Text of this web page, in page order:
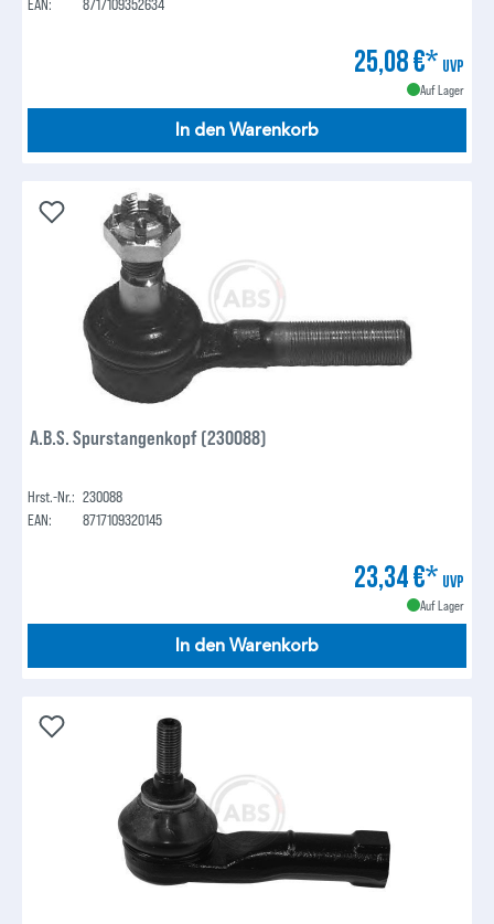
EAN: 8717109352634
25,08 €* UVP
Auf Lager
In den Warenkorb
A.B.S. Spurstangenkopf (230088)
Hrst.-Nr.: 230088
EAN:
8717109320145
23,34 €* UVP
Auf Lager
In den Warenkorb